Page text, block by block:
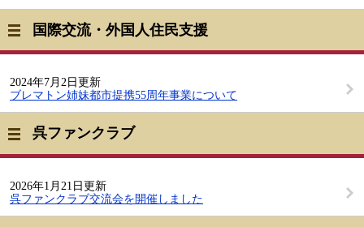
国際交流・外国人住民支援
2024年7月2日更新
ブレマトン姉妹都市提携55周年事業について
呉ファンクラブ
2026年1月21日更新
呉ファンクラブ交流会を開催しました